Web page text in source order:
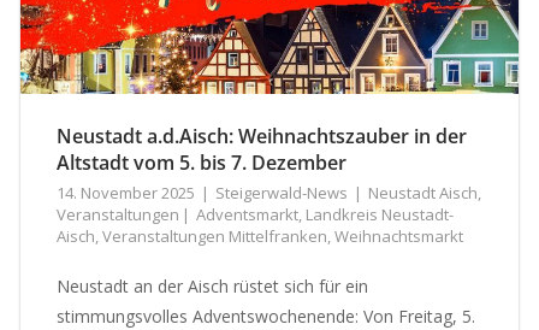
Neustadt a.d.Aisch: Weihnachtszauber in der
Altstadt vom 5. bis 7. Dezember
14. November 2025 Steigerwald-News Neustadt Aisch,
Veranstaltungen
Adventsmarkt, Landkreis Neustadt-
Aisch,Veranstaltungen Mittelfranken,Weihnachtsmarkt
Neustadt an der Aisch rüstet sich für ein
stimmungsvolles Adventswochenende: Von Freitag, 5.